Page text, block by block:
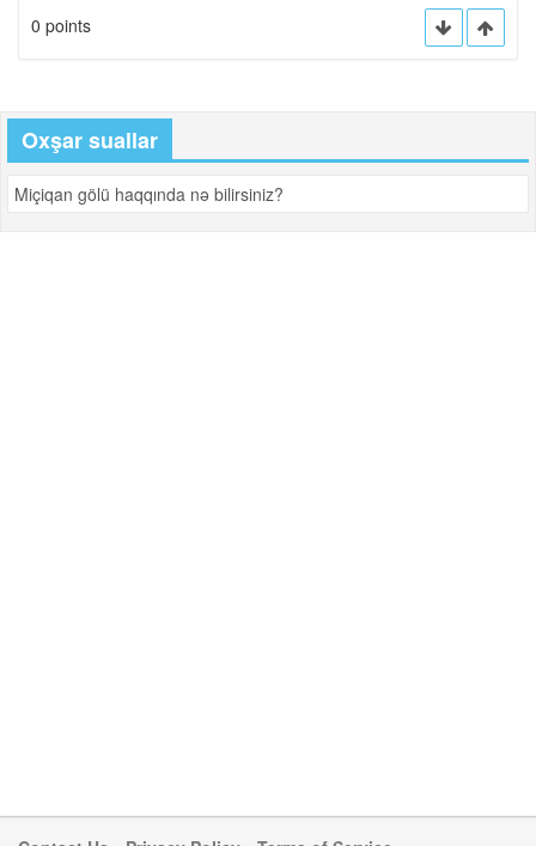
0 points
Oxşar suallar
Miçiqan gölü haqqında nə bilirsiniz?